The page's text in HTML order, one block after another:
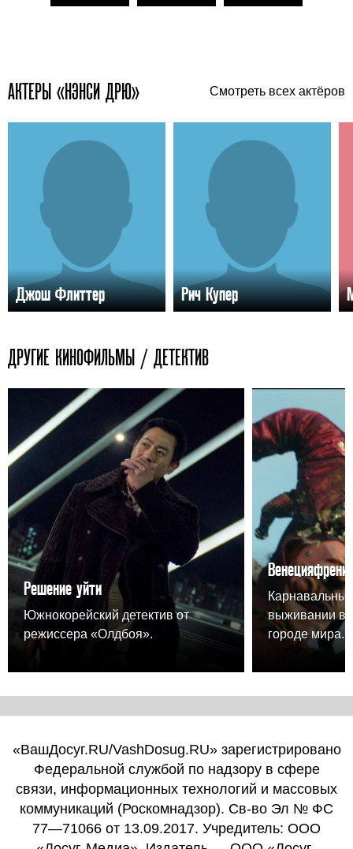
АКТЕРЫ «НЭНСИ ДРЮ» Смотреть всех актёров
Джош Флиттер Рич Купер
ДРУГИЕ КИНОФИЛЬМЫ / ДЕТЕКТИВ
Решение уйти
Южнокорейский детектив от
режиссера «Олдбоя».
выживании в
городе мира.
«ВашДосуг.RU/VashDosug.RU» зарегистрировано
Федеральной службой по надзору в сфере
связи, информационных технологий и массовых
коммуникаций (Роскомнадзор). Св-во Эл № ФС
77—71066 от 13.09.2017. Учредитель: ООО